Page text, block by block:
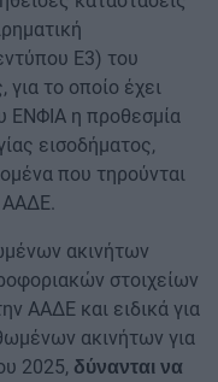
Ε3) του
το οποίο έχει
ΕΝΦΙΑ η προθεσμία
εισοδήματος,
που τηρούνται
ΑΑΔΕ.
ακινήτων
στοιχείων
ΑΑΔΕ και ειδικά για
ακινήτων για
2025, δύνανται να